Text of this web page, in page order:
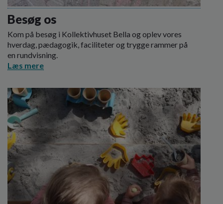
Besøg os
Kom på besøg i Kollektivhuset Bella og oplev vores
hverdag, pædagogik, faciliteter og trygge rammer på
en rundvisning.
Læs mere